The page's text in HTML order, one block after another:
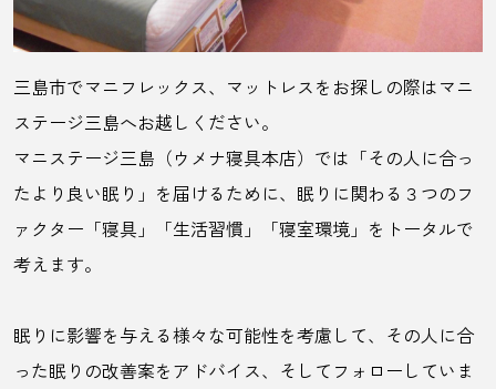
三島市でマニフレックス、マットレスをお探しの際はマニ
ステージ三島へお越しください。
マニステージ三島（ウメナ寝具本店）では 「その人に合っ
たより良い眠り」を届けるために、 眠りに関わる３つのフ
ァクター「寝具」「生活習慣」「寝室環境」をトータルで
考えます。
眠りに影響を与える様々な可能性を考慮して、その人に合
った眠りの改善案をアドバイス、そしてフォローしていま